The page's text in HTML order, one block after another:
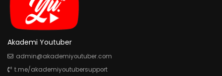
Akademi Youtuber
admin@akademiyoutuber.com
t.me/akademiyoutubersupport